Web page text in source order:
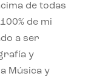
de todas
de mi
a ser
y
Música y